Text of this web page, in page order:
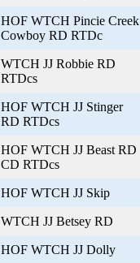
HOF WTCH Pincie Creek
Cowboy RD RTDc
WTCH JJ Robbie RD
RTDcs
HOF WTCH JJ Stinger
RD RTDcs
HOF WTCH JJ Beast RD
CD RTDcs
HOF WTCH JJ Skip
WTCH JJ Betsey RD
HOF WTCH JJ Dolly